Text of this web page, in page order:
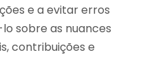
e a evitar erros
sobre as nuances
contribuições e